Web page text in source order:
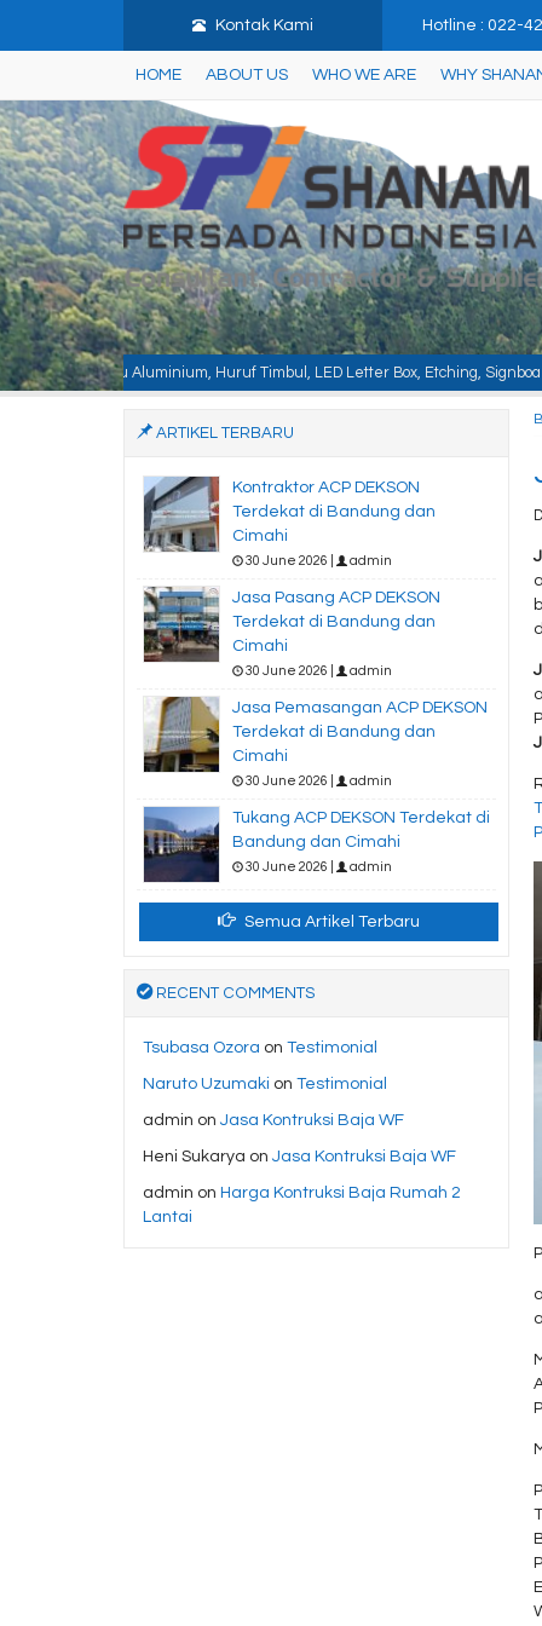
Kontak Kami Hotline : 022-
HOME ABOUT US WHO WE ARE WHY
Aluminium, Huruf Timbul, LED Letter Box, Etching, Signboard,
ARTIKEL TERBARU
Kontraktor ACP DEKSON
Terdekat di Bandung dan
Cimahi
30 June 2026 | admin
Jasa Pasang ACP DEKSON
Terdekat di Bandung dan
Cimahi
30 June 2026 | admin
Jasa Pemasangan ACP DEKSON
Terdekat di Bandung dan
Cimahi
30 June 2026 | admin
Tukang ACP DEKSON Terdekat di
Bandung dan Cimahi
30 June 2026 | admin
Semua Artikel Terbaru
RECENT COMMENTS
Tsubasa Ozora on Testimonial
Naruto Uzumaki on Testimonial
admin on Jasa Kontruksi Baja WF
Heni Sukarya on Jasa Kontruksi Baja WF
admin on Harga Kontruksi Baja Rumah 2
Lantai